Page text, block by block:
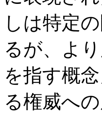
しは特定
るが、よ
を指す概
る権威へ